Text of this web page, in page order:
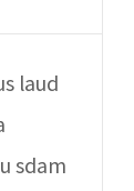
laud
sdam